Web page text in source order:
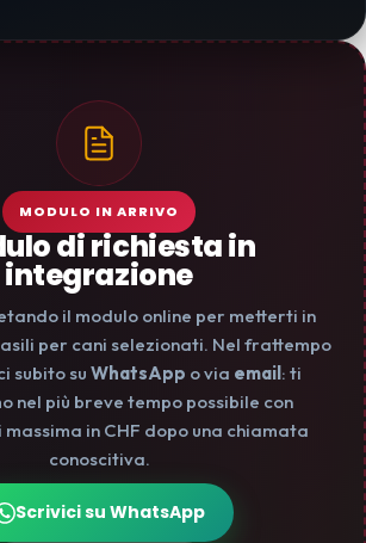
MODULO IN ARRIVO
di richiesta in
integrazione
il modulo online per metterti in
per cani selezionati. Nel frattempo
subito su WhatsApp o via email: ti
nel più breve tempo possibile con
in CHF dopo una chiamata
conoscitiva.
Scrivici su WhatsApp